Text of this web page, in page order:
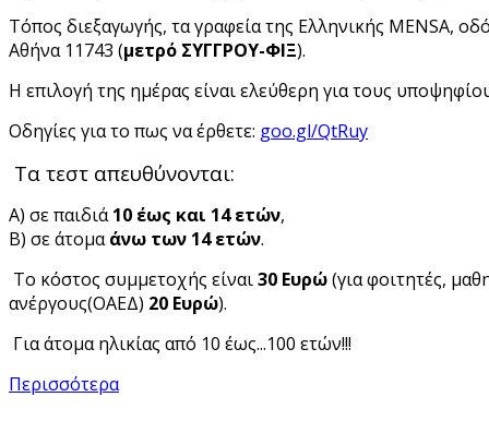
Τόπος διεξαγωγής, τα γραφεία της Ελληνικής MENSA,
Αθήνα 11743 (μετρό ΣΥΓΓΡΟΥ-ΦΙΞ).
Η επιλογή της ημέρας είναι ελεύθερη για τους
Οδηγίες για το πως να έρθετε: goo.gl/QtRuy
Τα τεστ απευθύνονται:
Α) σε παιδιά10 έως και 14 ετών,
Β) σε άτομαάνω των 14 ετών.
Το κόστος συμμετοχής είναι30 Ευρώ(για φοιτητές,
ανέργους(ΟΑΕΔ) 20 Ευρώ).
Για άτομα ηλικίας από 10 έως...100 ετών!!!
Περισσότερα